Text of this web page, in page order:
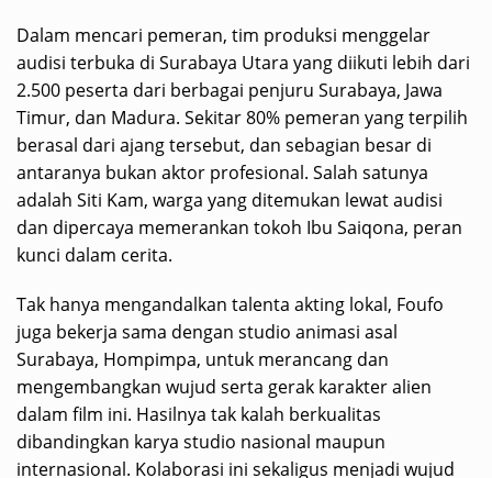
Dalam mencari pemeran, tim produksi menggelar
audisi terbuka di Surabaya Utara yang diikuti lebih dari
2.500 peserta dari berbagai penjuru Surabaya, Jawa
Timur, dan Madura. Sekitar 80% pemeran yang terpilih
berasal dari ajang tersebut, dan sebagian besar di
antaranya bukan aktor profesional. Salah satunya
adalah Siti Kam, warga yang ditemukan lewat audisi
dan dipercaya memerankan tokoh Ibu Saiqona, peran
kunci dalam cerita.
Tak hanya mengandalkan talenta akting lokal, Foufo
juga bekerja sama dengan studio animasi asal
Surabaya, Hompimpa, untuk merancang dan
mengembangkan wujud serta gerak karakter alien
dalam film ini. Hasilnya tak kalah berkualitas
dibandingkan karya studio nasional maupun
internasional. Kolaborasi ini sekaligus menjadi wujud